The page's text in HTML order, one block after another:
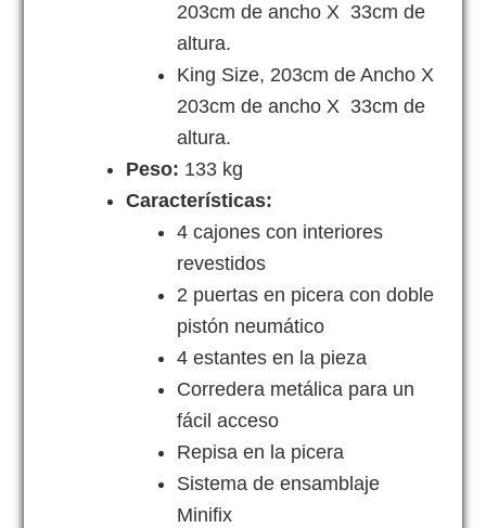
203cm de ancho X 33cm de
altura.
King Size, 203cm de Ancho X
203cm de ancho X 33cm de
altura.
Peso: 133 kg
Características:
4 cajones con interiores
revestidos
2 puertas en picera con doble
pistón neumático
4 estantes en la pieza
Corredera metálica para un
fácil acceso
Repisa en la picera
Sistema de ensamblaje
Minifix